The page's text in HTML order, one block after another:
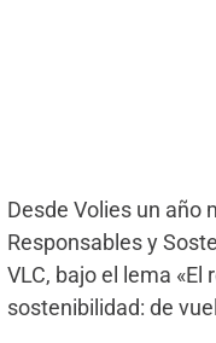
Desde Volies un año
Responsables y
VLC, bajo el lema «El
sostenibilidad: de